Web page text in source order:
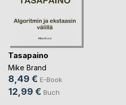
Tasapaino
Mike Brand
8,49 € E-Book
12,99 € Buch